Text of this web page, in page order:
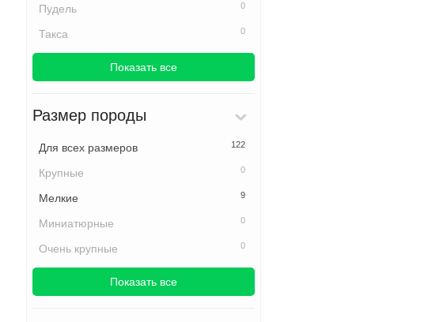
Пудель 0
Такса 0
Показать все
Размер породы
Для всех размеров 122
Крупные 0
Мелкие 9
Миниатюрные 0
Очень крупные 0
Показать все